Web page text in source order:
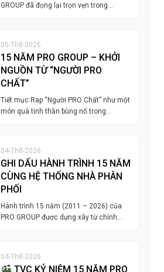
GROUP đã đọng lại trọn vẹn trong…
05-Th8-2026
15 NĂM PRO GROUP – KHỞI
NGUỒN TỪ “NGƯỜI PRO
CHẤT”
Tiết mục Rap “Người PRO Chất” như một
món quà tinh thần bùng nổ trong…
04-Th8-2026
GHI DẤU HÀNH TRÌNH 15 NĂM
CÙNG HỆ THỐNG NHÀ PHÂN
PHỐI
Hành trình 15 năm (2011 – 2026) của
PRO GROUP được dựng xây từ chính…
04-Th8-2026
TVC KỶ NIỆM 15 NĂM PRO